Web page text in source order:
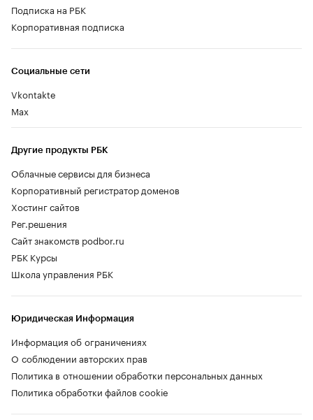
Социальные сети
Vkontakte
Max
Другие продукты РБК
Облачные сервисы для бизнеса
Корпоративный регистратор доменов
Хостинг сайтов
Рег.решения
Сайт знакомств podbor.ru
РБК Курсы
Школа управления РБК
Подписка на РБК
Корпоративная подписка
Юридическая Информация
Информация об ограничениях
О соблюдении авторских прав
Политика в отношении обработки персональных данных
Политика обработки файлов cookie